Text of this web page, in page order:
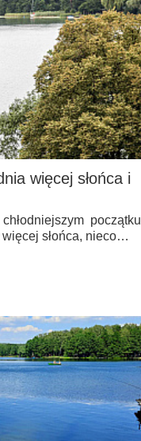
więcej słońca i
początku
słońca, nieco…